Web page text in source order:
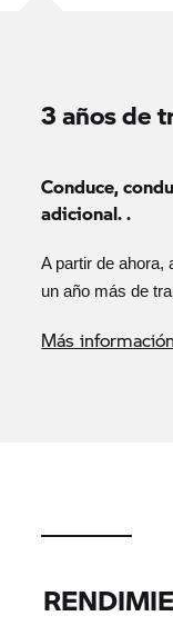
3 años de
Conduce,
adicional. .
A partir de ahora,
un año más de
Más información